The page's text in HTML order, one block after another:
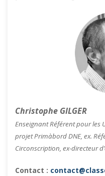
Christophe GILGER
Enseignant Référent pour les
projet Primàbord DNE, ex.
Circonscription, ex-directeur
Contact :